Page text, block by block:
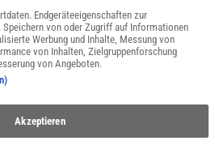
Endgeräteeigenschaften zur
von oder Zugriff auf Informationen
Werbung und Inhalte, Messung von
von Inhalten, Zielgruppenforschung
von Angeboten.
Akzeptieren